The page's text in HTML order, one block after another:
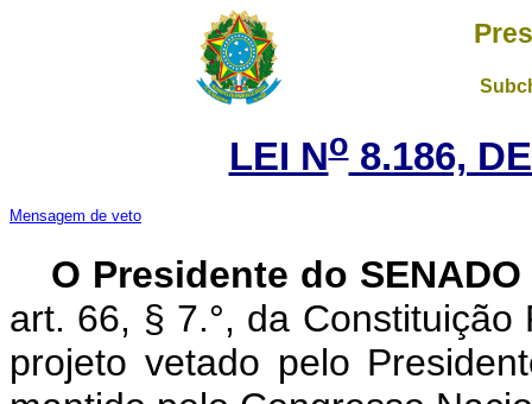
LEI No8.186,
Mensagem de veto
O Presidente do SENADO
art. 66, § 7.°, da
projeto vetado pelo